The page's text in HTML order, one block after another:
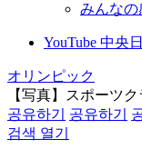
みんなの
YouTube 中央
オリンピック
【写真】スポーツ
공유하기
공유하기
검색 열기